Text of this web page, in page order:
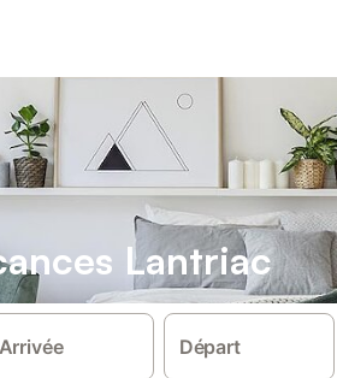
Lantriac
Arrivée Départ